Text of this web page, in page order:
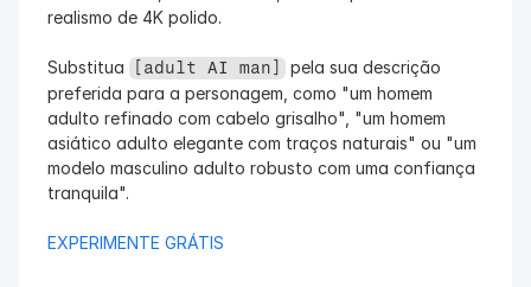
realismo de 4K polido.
Substitua [adult AI man] pela sua descrição
preferida para a personagem, como "um homem
adulto refinado com cabelo grisalho", "um homem
asiático adulto elegante com traços naturais" ou "um
modelo masculino adulto robusto com uma confiança
tranquila".
EXPERIMENTE GRÁTIS